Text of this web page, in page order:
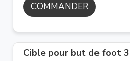
COMMANDER
Cible pour but de foot